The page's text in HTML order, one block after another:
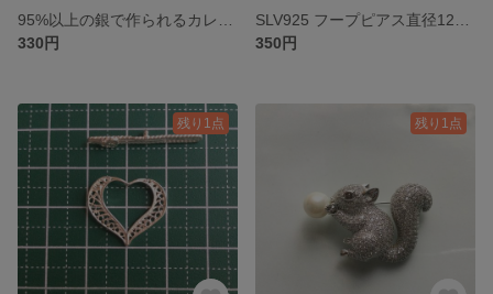
330円
350円
残り1点 残り1点